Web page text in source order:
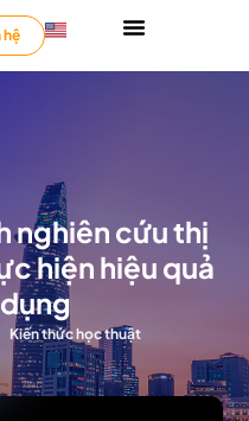
hệ
nghiên cứu thị
hiện hiệu quả
Kiến thức học thuật